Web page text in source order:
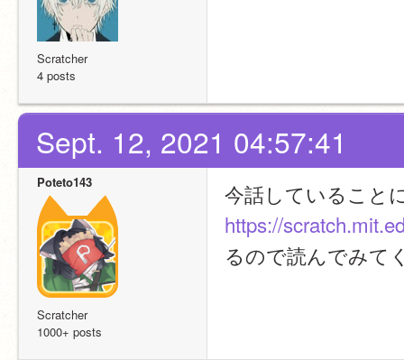
Scratcher
4 posts
Sept. 12, 2021 04:57:41
Poteto143
Scratcher
1000+ posts
https://
るので読んでみて